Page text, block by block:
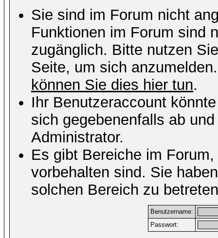
Sie sind im Forum nicht
Funktionen im Forum sind
zugänglich. Bitte nutzen
Seite, um sich
können Sie dies hier tun.
Ihr Benutzeraccount
sich gegebenenfalls ab
Administrator.
Es gibt Bereiche im
vorbehalten sind. Sie
solchen Bereich zu
Benutzername:
Passwort: